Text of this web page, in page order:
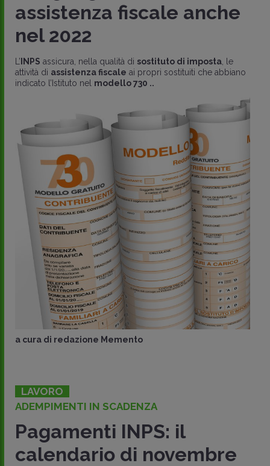
assistenza fiscale anche
nel 2022
L’INPS assicura, nella qualità di sostituto di imposta , le
attività di assistenza fiscale ai propri sostituiti che abbiano
indicato l’Istituto nel modello 730 ..
a cura di redazione Memento
LAVORO
ADEMPIMENTI IN SCADENZA
Pagamenti INPS: il
calendario di novembre